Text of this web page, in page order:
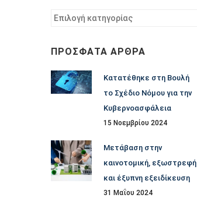
Φίλτρο
ΠΡΌΣΦΑΤΑ ΆΡΘΡΑ
Κατατέθηκε στη Βουλή
το Σχέδιο Νόμου για την
Κυβερνοασφάλεια
15 Νοεμβρίου 2024
Μετάβαση στην
καινοτομική, εξωστρεφή
και έξυπνη εξειδίκευση
31 Μαΐου 2024